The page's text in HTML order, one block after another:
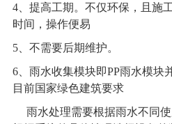
4、提高工期。不仅环保，且施
时间，操作便易
5、不需要后期维护。
6、雨水收集模块即PP雨水模块
目前国家绿色建筑要求
雨水处理需要根据雨水不同